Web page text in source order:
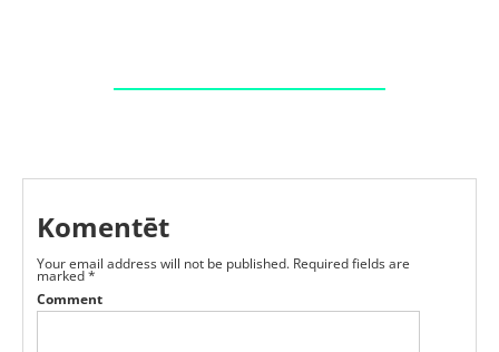
Komentēt
Your email address will not be published. Required fields are
marked*
Comment